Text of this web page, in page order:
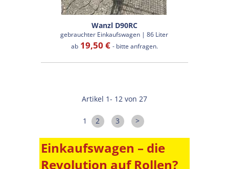
Wanzl D90RC
gebrauchter Einkaufswagen | 86 Liter
ab19,50 € - bitte anfragen.
Artikel 1- 12 von 27
1 2 3 >
Einkaufswagen – die
Revolution auf Rollen?